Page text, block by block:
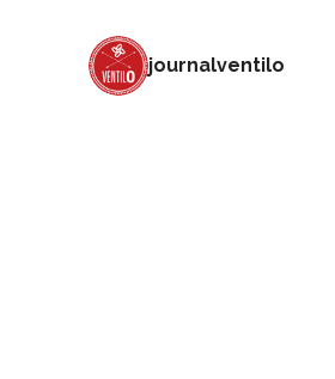
journalventilo